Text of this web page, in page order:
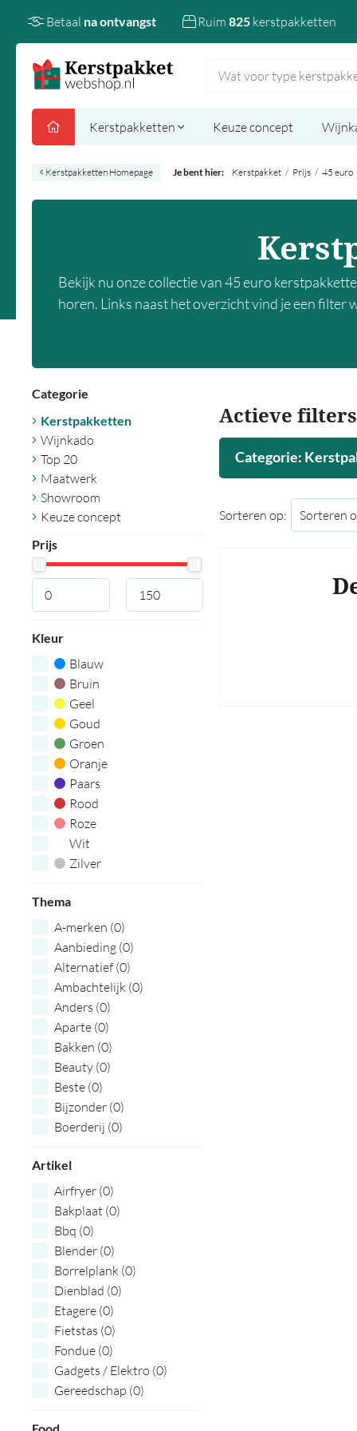
Betaal na ontvangst Ruim 825 kerstpakketten
Kerstpakketten Keuze concept
Kerstpakketten Homepage Je bent hier: Kerstpakket / Prijs / 45 euro
Bekijk nu onze collectie van 45 euro
horen. Links naast het overzicht vind je een filter
Actieve filters
Categorie:
Sorteren op:
Categorie
Kerstpakketten
Wijnkado
Top 20
Maatwerk
Showroom
Keuze concept
Prijs
Kleur
Blauw
Bruin
Geel
Goud
Groen
Oranje
Paars
Rood
Roze
Wit
Zilver
Thema
A-merken (0)
Aanbieding (0)
Alternatief (0)
Ambachtelijk (0)
Anders (0)
Aparte (0)
Bakken (0)
Beauty (0)
Beste (0)
Bijzonder (0)
Boerderij (0)
Borrel (0)
Bourgondisch (0)
Bouwvak (0)
Brievenbus (0)
Budget (0)
Creatieve (0)
Doe het zelf (0)
Eerlijk (0)
Eindejaarsgeschenk (0)
Eropuit (0)
Exclusieve (0)
Fair Trade (0)
Feestpakketten (0)
Artikel
Airfryer (0)
Bakplaat (0)
Bbq (0)
Blender (0)
Borrelplank (0)
Dienblad (0)
Etagere (0)
Fietstas (0)
Fondue (0)
Gadgets / Elektro (0)
Gereedschap (0)